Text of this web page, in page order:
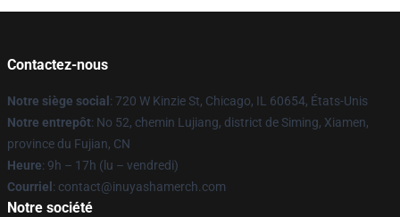
Contactez-nous
Notre siège social : 720 W Kinzie St, Chicago, IL 60654, États-Unis
Notre entrepôt: No 52, chemin Lujiang, district de Siming, Xiamen,
province du Fujian, CN
Heure: 9h – 17h (lu – vendredi)
Courriel : contact@inuyashamerch.com
Notre société